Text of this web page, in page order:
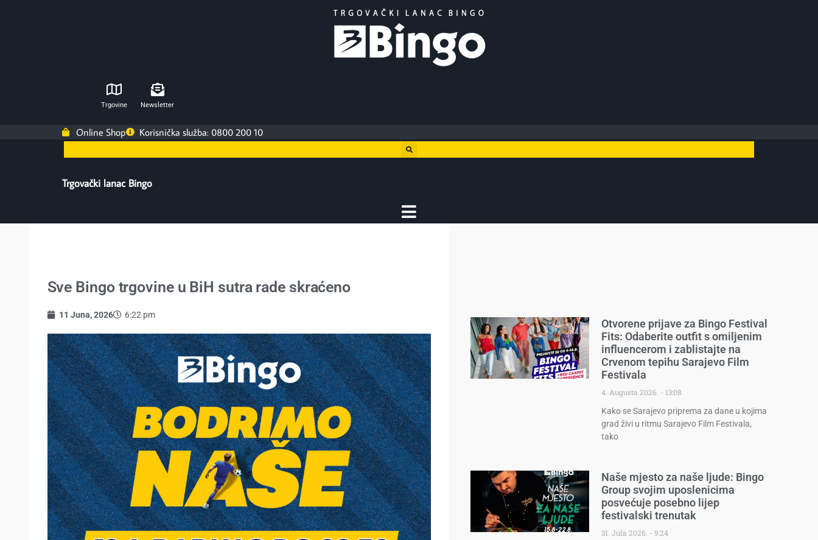
Trgovine Newsletter
Online Shop Korisnička služba: 0800 200 10
Trgovački lanac Bingo
Sve Bingo trgovine u BiH sutra rade skraćeno
11 Juna, 2026 6:22 pm
Otvorene prijave za Bingo Festival
Fits: Odaberite outfit s omiljenim
influencerom i zablistajte na
Crvenom tepihu Sarajevo Film
Festivala
4. Augusta 2026.
13:08
Kako se Sarajevo priprema za dane u kojima
grad živi u ritmu Sarajevo Film Festivala,
tako
Naše mjesto za naše ljude: Bingo
Group svojim uposlenicima
posvećuje posebno lijep
festivalski trenutak
31. Jula 2026.
9:24